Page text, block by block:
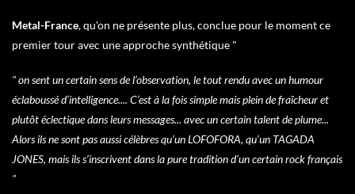
Metal-France, qu'on ne présente plus, conclue pour le moment ce
premier tour avec une approche synthétique "
" on sent un certain sens de l’observation, le tout rendu avec un humour
éclaboussé d’intelligence.... C’est à la fois simple mais plein de fraîcheur et
plutôt éclectique dans leurs messages... avec un certain talent de plume...
Alors ils ne sont pas aussi célèbres qu’un LOFOFORA, qu’un TAGADA
JONES, mais ils s’inscrivent dans la pure tradition d’un certain rock français
"